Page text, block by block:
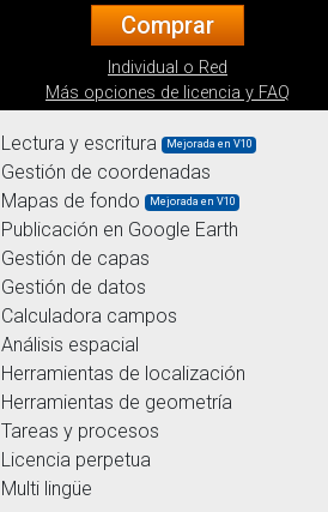
Comprar
Individual o Red
Más opciones de licencia y FAQ
Lectura y escritura Mejorada en V10
Gestión de coordenadas
Mapas de fondo
Mejorada en V10
Publicación en Google Earth
Gestión de capas
Gestión de datos
Calculadora campos
Análisis espacial
Herramientas de localización
Herramientas de geometría
Tareas y procesos
Licencia perpetua
Multi lingüe